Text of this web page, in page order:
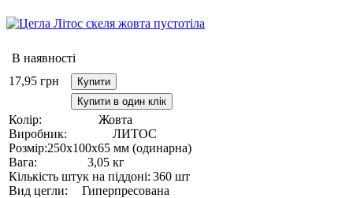
В наявності
17,95 грн
Купити
Купити в один клік
Колір:
Жовта
Виробник:
ЛИТОС
Розмір:250х100х65 мм (одинарна)
Вага:
3,05 кг
Кількість штук на піддоні: 360 шт
Вид цегли:
Гиперпресована